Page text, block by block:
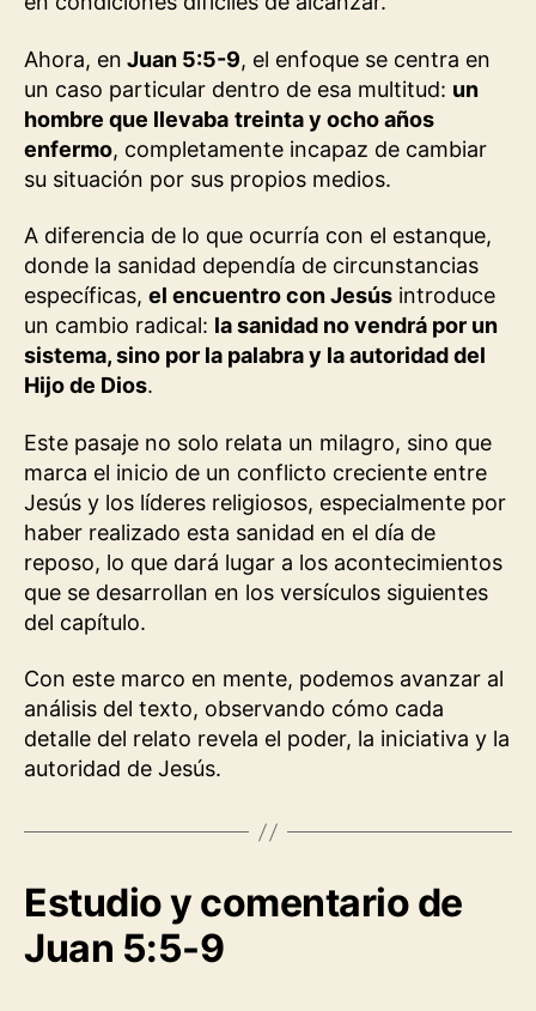
Ahora, en Juan 5:5-9, el enfoque se centra en
un caso particular dentro de esa multitud: un
hombre que llevaba treinta y ocho años
enfermo, completamente incapaz de cambiar
su situación por sus propios medios.
A diferencia de lo que ocurría con el estanque,
donde la sanidad dependía de circunstancias
específicas, el encuentro con Jesús introduce
un cambio radical: la sanidad no vendrá por un
sistema, sino por la palabra y la autoridad del
Hijo de Dios.
Este pasaje no solo relata un milagro, sino que
marca el inicio de un conflicto creciente entre
Jesús y los líderes religiosos, especialmente por
haber realizado esta sanidad en el día de
reposo, lo que dará lugar a los acontecimientos
que se desarrollan en los versículos siguientes
del capítulo.
Con este marco en mente, podemos avanzar al
análisis del texto, observando cómo cada
detalle del relato revela el poder, la iniciativa y la
autoridad de Jesús.
Estudio y comentario de
Juan 5:5-9